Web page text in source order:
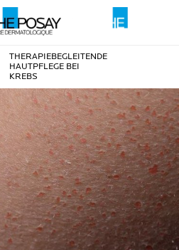
THERAPIEBEGLEITENDE
HAUTPFLEGE BEI
KREBS